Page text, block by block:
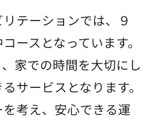
テーションでは、９
ースとなっています。
家での時間を大切にし
サービスとなります。
考え、安心できる運